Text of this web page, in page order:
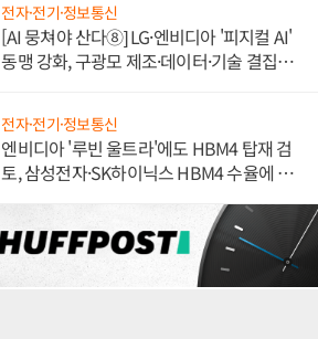
전자·전기·정보통신
[AI 뭉쳐야 산다⑧] LG·엔비디아 '피지컬 AI'
동맹 강화, 구광모 제조·데이터·기술 결집
전자·전기·정보통신
엔비디아 '루빈 울트라'에도 HBM4 탑재 검
토, 삼성전자·SK하이닉스 HBM4 수율에 주